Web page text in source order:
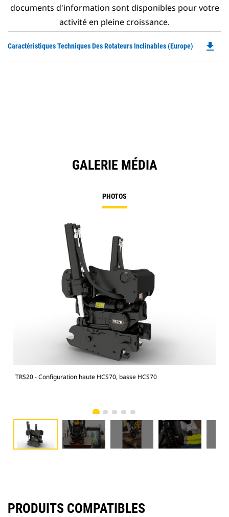
documents d'information sont disponibles pour votre
activité en pleine croissance.
Caractéristiques Techniques Des Rotateurs Inclinables (Europe) file_download
GALERIE MÉDIA
PHOTOS
TRS20 - Configuration haute HCS70, basse HCS70
PRODUITS COMPATIBLES